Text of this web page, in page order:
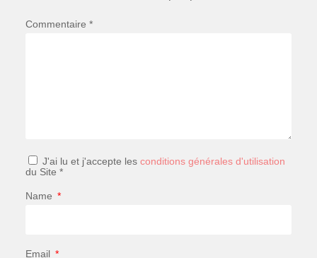
Commentaire *
J'ai lu et j'accepte les conditions générales d'utilisation
du Site *
Name *
Email *